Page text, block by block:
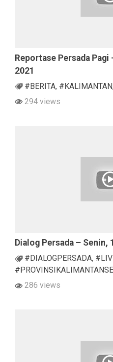
Reportase Persada Pagi
2021
#BERITA, #KALIMANTAN
294 views
Dialog Persada – Senin,
#DIALOGPERSADA,
286 views